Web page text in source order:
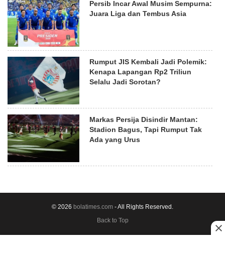
Persib Incar Awal Musim Sempurna:
Juara Liga dan Tembus Asia
Rumput JIS Kembali Jadi Polemik:
Kenapa Lapangan Rp2 Triliun
Selalu Jadi Sorotan?
Markas Persija Disindir Mantan:
Stadion Bagus, Tapi Rumput Tak
Ada yang Urus
© 2026 bolatimes.com - All Rights Reserved.
Back to Top